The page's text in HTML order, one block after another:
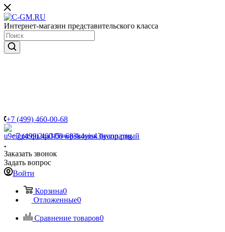
Интернет-магазин представительского класса
+7 (499) 460-00-68
+7 (499) 460-00-68Звонок бесплатный
Заказать звонок
Задать вопрос
Войти
Корзина0
Отложенные0
Сравнение товаров0